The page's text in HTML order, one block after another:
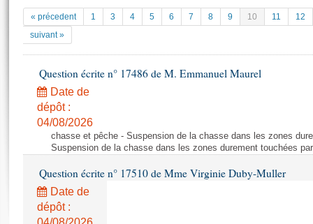
Documents parlementaires
Projets de loi
Propositions de loi
Amendements
Textes adoptés
Rapports d'information
Rapports législatifs
Rapports sur l'application des lois
Baromètre de l’application des lois
Documents de référence
( Constitution | Règlement de l'Assemblée ... )
Histoire
Juniors
Anciennes législatures
Liens vers les sites publics
La Bibliothèque
Les archives
Photos libres de droit
« précedent 1 3 4 5 6 7 8 9 10 11
12
suivant »
Question écrite n° 17486 de M. Emmanuel Maurel
Date de
dépôt :
04/08/2026
chasse et pêche - Suspension de la chasse dans les zones
Suspension de la chasse dans les zones durement touchées
Question écrite n° 17510 de Mme Virginie Duby-Muller
Date de
dépôt :